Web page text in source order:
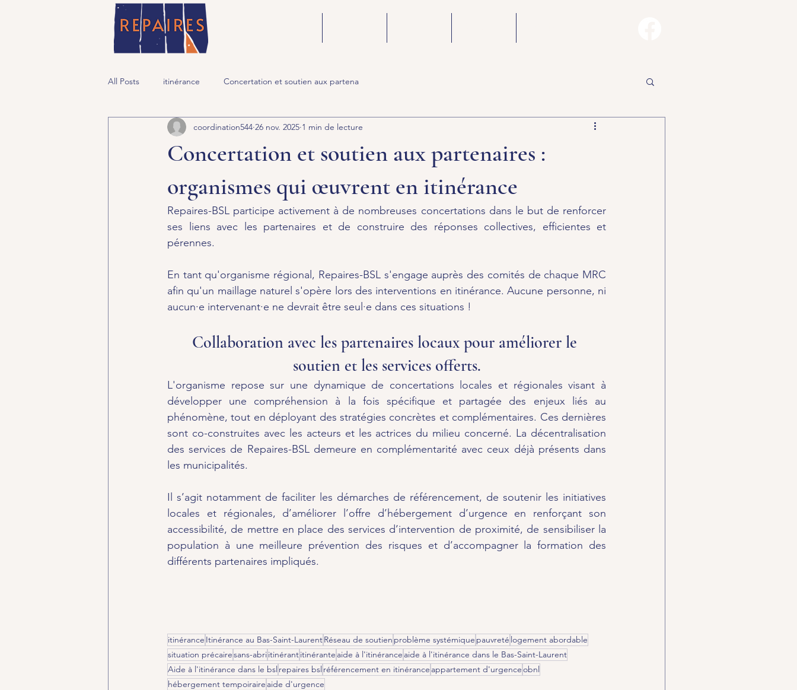
All Posts itinérance Concertation et soutien aux partena
Concertation et soutien aux partenaires :
organismes qui œuvrent en itinérance
coordination544 26 nov. 2025 1 min de lecture
Repaires-BSL participe activement à de nombreuses concertations dans le but de renforcer
ses liens avec les partenaires et de construire des réponses collectives, efficientes et
pérennes.
En tant qu'organisme régional, Repaires-BSL s'engage auprès des comités de chaque MRC
afin qu'un maillage naturel s'opère lors des interventions en itinérance. Aucune personne, ni
aucun·e intervenant·e ne devrait être seul·e dans ces situations !
Collaboration avec les partenaires locaux pour améliorer le
soutien et les services offerts.
​L'organisme repose sur une dynamique de concertations locales et régionales visant à
développer une compréhension à la fois spécifique et partagée des enjeux liés au
phénomène, tout en déployant des stratégies concrètes et complémentaires. Ces dernières
sont co-construites avec les acteurs et les actrices du milieu concerné. La décentralisation
des services de Repaires-BSL demeure en complémentarité avec ceux déjà présents dans
les municipalités.
Il s’agit notamment de faciliter les démarches de référencement, de soutenir les initiatives
locales et régionales, d’améliorer l’offre d’hébergement d’urgence en renforçant son
accessibilité, de mettre en place des services d’intervention de proximité, de sensibiliser la
population à une meilleure prévention des risques et d’accompagner la formation des
différents partenaires impliqués.​
itinérance Itinérance au Bas-Saint-LaurentRéseau de soutien problème systémique pauvreté logement abordable
situation précairesans-abriitinérantitinérante aide à l'itinérance aide à l'itinérance dans le Bas-Saint-Laurent
Aide à l'itinérance dans le bsl repaires bsl référencement en itinérance appartement d'urgenceobnl
hébergement tempoiraire aide d'urgence